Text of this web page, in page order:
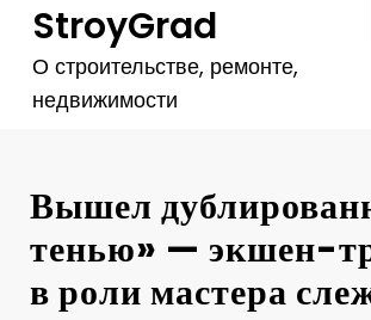
StroyGrad
О строительстве, ремонте,
недвижимости
Вышел
тенью» — экшен-
в роли мастера